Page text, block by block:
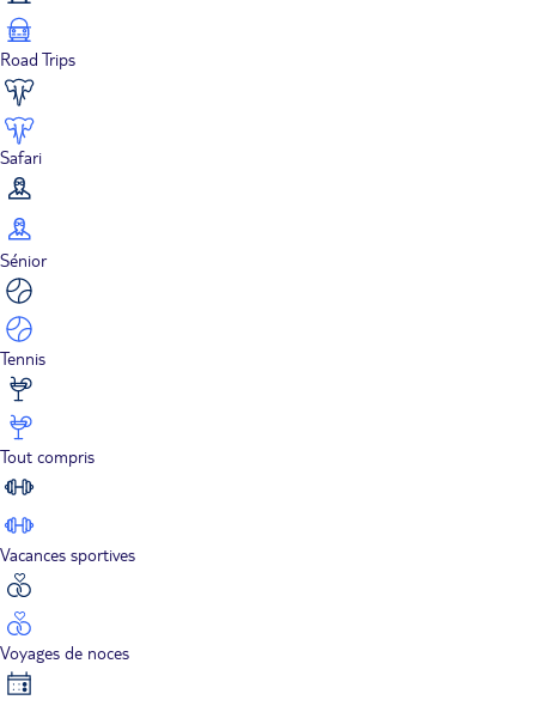
Road Trips
Safari
Sénior
Tennis
Tout compris
Vacances sportives
Voyages de noces